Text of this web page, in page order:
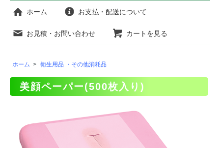
ホーム お支払・配送について
お見積・お問い合わせ カートを見る
ホーム > 衛生用品 ・その他消耗品
美顔ペーパー(500枚入り)